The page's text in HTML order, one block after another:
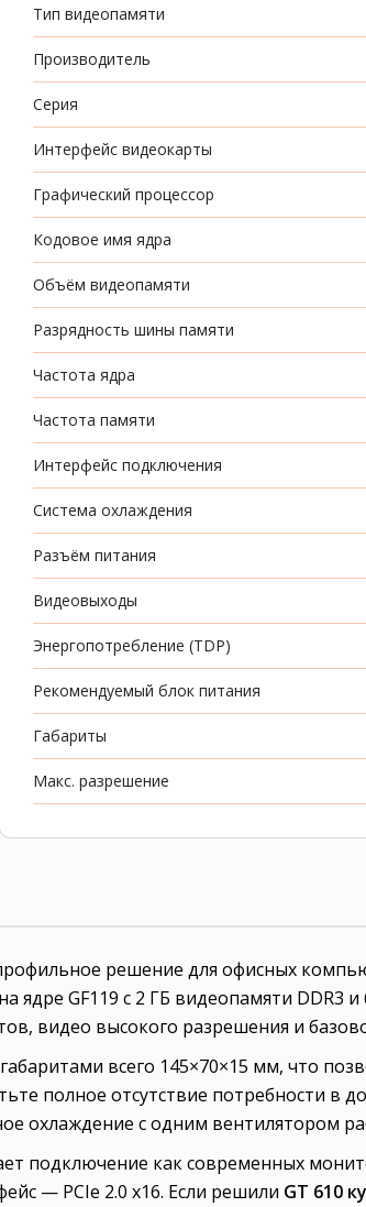
Тип видеопамяти
Производитель
Серия
Интерфейс видеокарты
Графический процессор
Кодовое имя ядра
Объём видеопамяти
Разрядность шины памяти
Частота ядра
Частота памяти
Интерфейс подключения
Система охлаждения
Разъём питания
Видеовыходы
Энергопотребление (TDP)
Рекомендуемый блок питания
Габариты
Макс. разрешение
решение для офисных
ядре GF119 с 2 ГБ видеопамяти
видео высокого разрешения и
всего 145×70×15 мм, что
полное отсутствие потребности в
охлаждение с одним вентилятором
подключение как современных
— PCIe 2.0 x16. Если решили GT 610